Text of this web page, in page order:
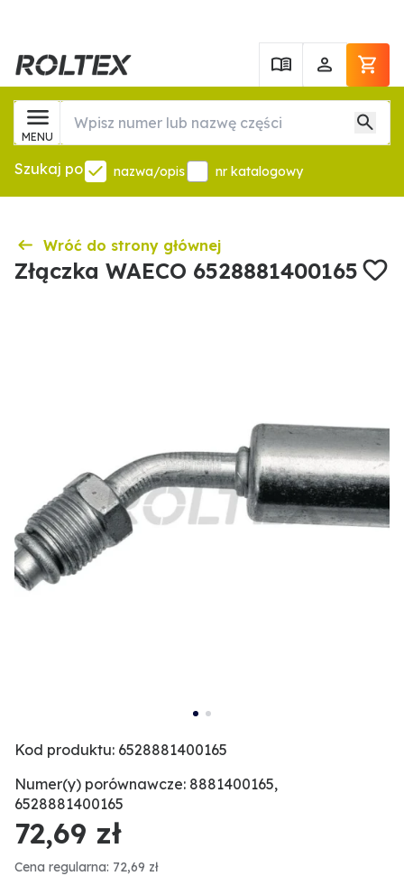
MENU
Szukaj po nazwa/opis nr katalogowy
Wróć do strony głównej
Złączka WAECO 6528881400165
Kod produktu: 6528881400165
Numer(y) porównawcze: 8881400165,
6528881400165
72,69 zł
Cena regularna: 72,69 zł